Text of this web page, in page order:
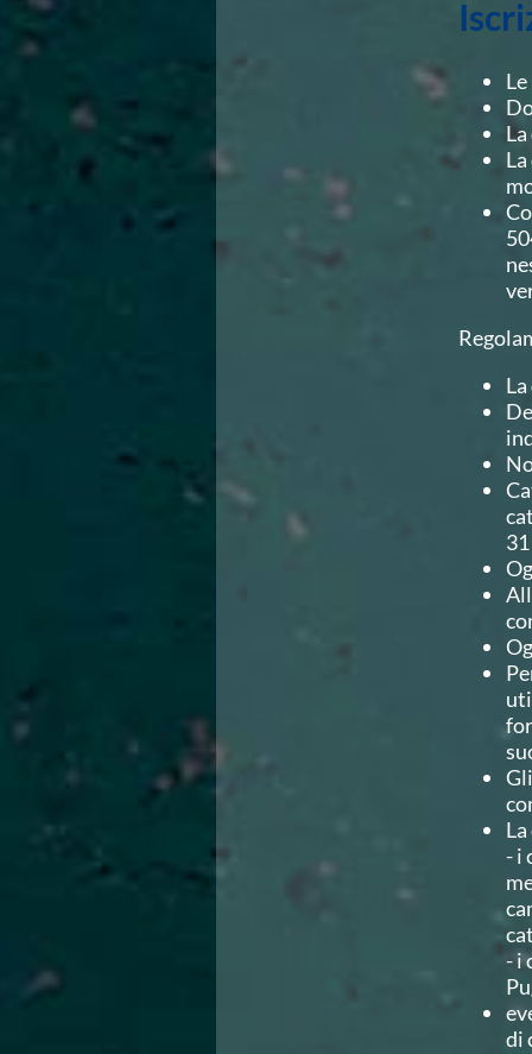
Calendario Nazionale Fondo
Graduatorie
Analisi e Approfondimenti
Formazione
Designazioni Arbitrali
Scuole Nuoto
Ricerca Scuole Nuoto
Centri Federali
C. F. Complesso natatorio Foro Italico
C. F. Polo Acquatico Frecciarossa Ostia
C. F. Unipol BluStadium Pietralata
C. F. Acerra "Carlo Pedersoli"
C. F. Crotone
- i
- i
di